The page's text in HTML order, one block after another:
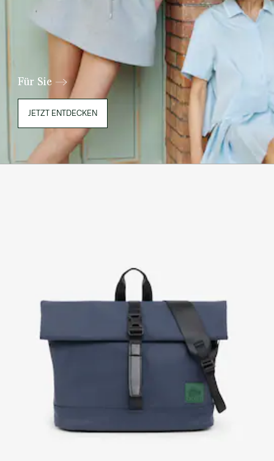
Für Sie
JETZT ENTDECKEN